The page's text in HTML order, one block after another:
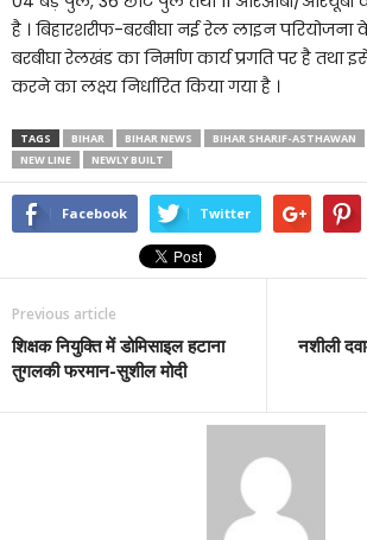
है । बिहारशरीफ-बरबीघा नई रेल लाइन
बरबीघा रेलखंड का निर्माण कार्य प्रगति पर है तथा
करने का लक्ष्य निर्धारित किया गया है ।
TAGS BIHAR BIHAR NEWS BIHAR SHARIF-ASTHAWAN
NEW LINE
NEWLY BUILT
Facebook Twitter
Previous article
शिक्षक नियुक्ति में डोमिसाइल हटाना
तुगलकी फरमान-सुशील मोदी
नशीली